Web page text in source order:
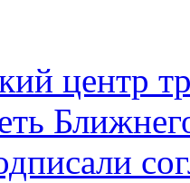
центр